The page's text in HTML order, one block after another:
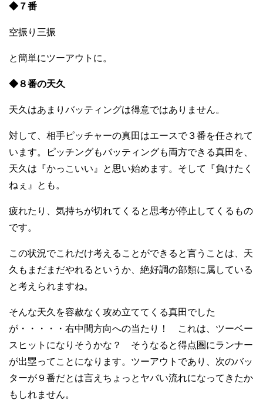
◆７番
空振り三振
と簡単にツーアウトに。
◆８番の天久
天久はあまりバッティングは得意ではありません。
対して、相手ピッチャーの真田はエースで３番を任されて
います。ピッチングもバッティングも両方できる真田を、
天久は『かっこいい』と思い始めます。そして『負けたく
ねぇ』とも。
疲れたり、気持ちが切れてくると思考が停止してくるもの
です。
この状況でこれだけ考えることができると言うことは、天
久もまだまだやれるというか、絶好調の部類に属している
と考えられますね。
そんな天久を容赦なく攻め立ててくる真田でした
が・・・・・右中間方向への当たり！ これは、ツーベー
スヒットになりそうかな？ そうなると得点圏にランナー
が出塁ってことになります。ツーアウトであり、次のバッ
ターが９番だとは言えちょっとヤバい流れになってきたか
もしれません。